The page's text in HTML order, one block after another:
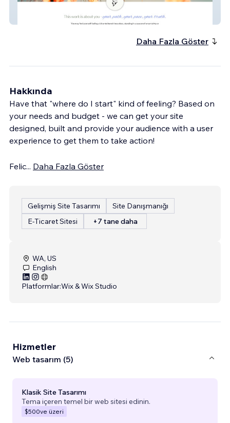
Daha Fazla Göster
Hakkında
Have that "where do I start" kind of feeling? Based on
your needs and budget - we can get your site
designed, built and provide your audience with a user
experience to get them to take action!
Felic... Daha Fazla Göster
Gelişmiş Site Tasarımı
Site Danışmanığı
E-Ticaret Sitesi
+7 tane daha
WA, US
English
Platformlar:Wix & Wix Studio
Hizmetler
Web tasarım (5)
Klasik Site Tasarımı
Tema içeren temel bir web sitesi edinin.
$500ve üzeri